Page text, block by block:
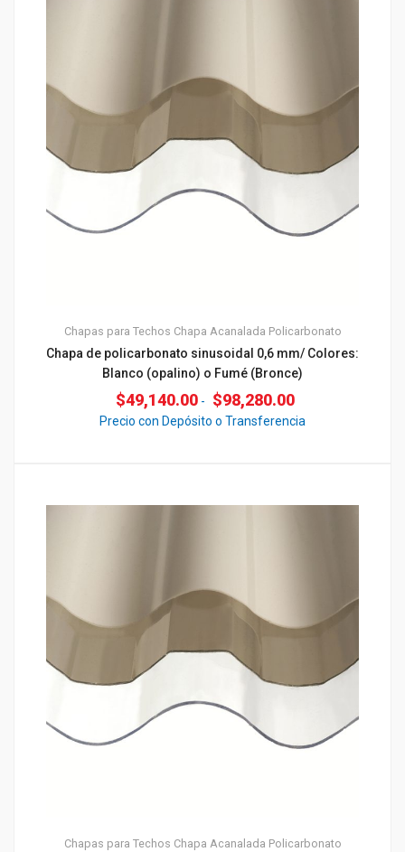
Chapas para Techos Chapa Acanalada Policarbonato
Chapa de policarbonato sinusoidal 0,6 mm/ Colores:
Blanco (opalino) o Fumé (Bronce)
$49,140.00 - $98,280.00
Precio con Depósito o Transferencia
Chapas para Techos Chapa Acanalada Policarbonato